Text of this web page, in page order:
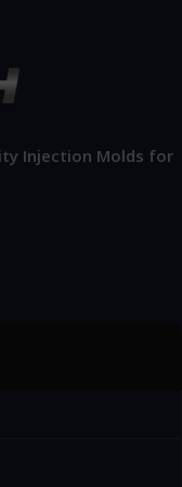
Injection Molds for